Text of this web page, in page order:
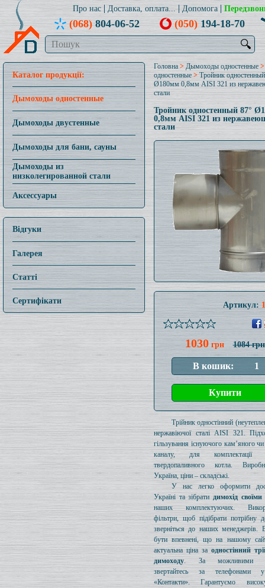
Про нас Доставка, оплата... Допомога
(068)804-06-52 (050)194-18-70
🔍
Каталог продукції:
Дымоходы одностенные
Дымоходы двустенные
Дымоходы для бани, сауны
Дымоходы из
низколегированной стали
Аксессуары
Відгуки
Галерея
Статті
Сертифікати
Головна > Дымоходы одностенные
одностенные >Тройник
Ø180мм 0,8мм AISI 321 из
стали
Тройник одностенный 87°
0,8мм AISI 321 из
стали
Артикул:
1030грн 1084 грн
Трійник одностінний
нержавіючої сталі AISI 321.
гільзування існуючого кам’яного
каналу, для комплектації
твердопаливного котла.
Україна, ціни – складські.
У нас легко оформити
Україні та зібратидимохід
наших комплектуючих.
фільтри, щоб підібрати потрібну
зверніться до наших менеджерів.
бути впевнені, що на нашому
актуальна ціна заодностінний
димоходу. За можливими
звертайтесь за телефонами
«Контакти». Гарантуємо